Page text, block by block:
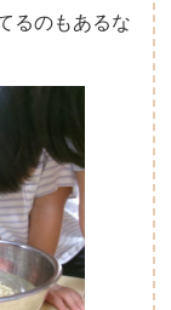
るのもあるな